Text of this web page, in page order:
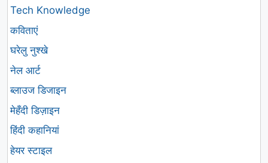
Tech Knowledge
कविताएं
घरेलु नुश्खे
नेल आर्ट
ब्लाउज डिजाइन
मेहँदी डिज़ाइन
हिंदी कहानियां
हेयर स्टाइल